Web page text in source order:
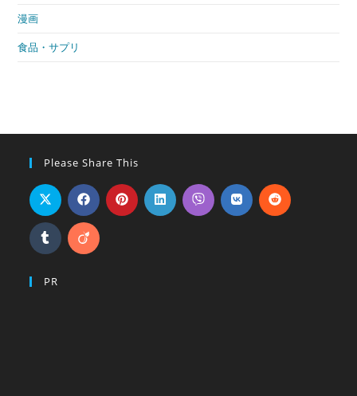
漫画
食品・サプリ
Please Share This
PR